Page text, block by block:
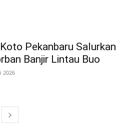
Pekanbaru Salurkan
Banjir Lintau Buo
2026